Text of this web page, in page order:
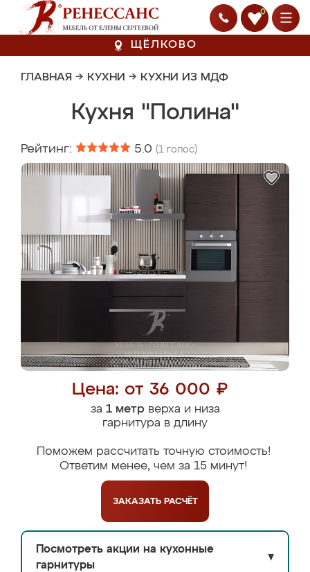
0
ЩЁЛКОВО
ГЛАВНАЯ → КУХНИ → КУХНИ ИЗ МДФ
Кухня "Полина"
Рейтинг: 5.0 (1 голос)
Цена: от 36 000 ₽
за 1 метрверха и низа
гарнитура в длину
Поможем рассчитать точную стоимость!
Ответим менее, чем за 15 минут!
ЗАКАЗАТЬ РАСЧЁТ
Посмотреть акции на кухонные
гарнитуры
▼